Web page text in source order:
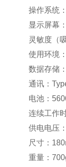
操作系统
显示屏幕
灵敏度（
使用环境
数据存储
通讯：
电池：
连续工作
供电电压
尺寸：
重量：